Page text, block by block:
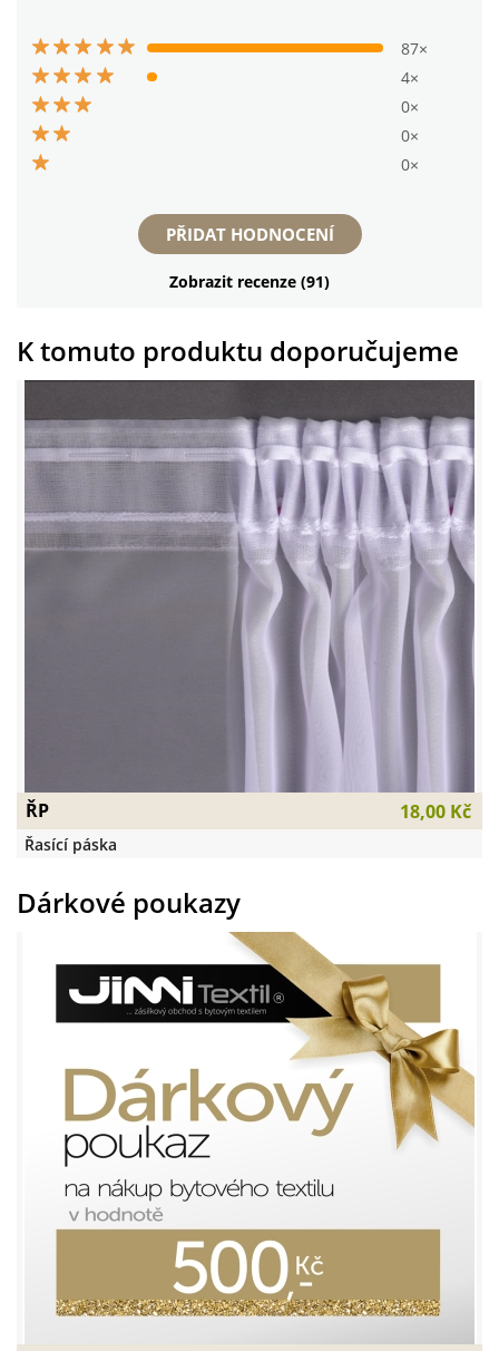
87×
4×
0×
0×
0×
PŘIDAT HODNOCENÍ
Zobrazit recenze (91)
ŘP 18,00 Kč
Řasící páska
K tomuto produktu doporučujeme
Dárkové poukazy